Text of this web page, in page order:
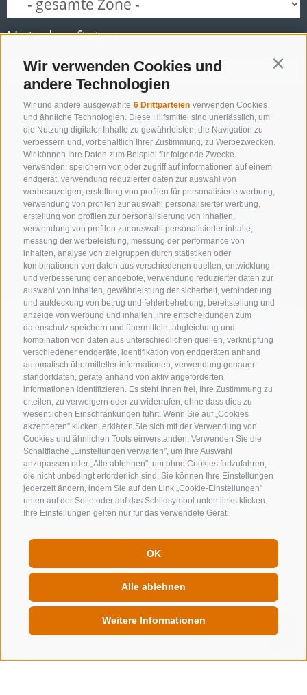
Wir verwenden Cookies und
andere Technologien
Wir und andere ausgewählte 6 Drittparteien verwenden Cookies
und ähnliche Technologien. Diese Hilfsmittel sind unerlässlich, um
die Nutzung digitaler Inhalte zu gewährleisten, die Navigation zu
verbessern und, vorbehaltlich Ihrer Zustimmung, zu Werbezwecken.
Wir können Ihre Daten zum Beispiel für folgende Zwecke
verwenden: speichern von oder zugriff auf informationen auf einem
endgerät, verwendung reduzierter daten zur auswahl von
werbeanzeigen, erstellung von profilen für personalisierte werbung,
verwendung von profilen zur auswahl personalisierter werbung,
erstellung von profilen zur personalisierung von inhalten,
verwendung von profilen zur auswahl personalisierter inhalte,
messung der werbeleistung, messung der performance von
inhalten, analyse von zielgruppen durch statistiken oder
kombinationen von daten aus verschiedenen quellen, entwicklung
und verbesserung der angebote, verwendung reduzierter daten zur
auswahl von inhalten, gewährleistung der sicherheit, verhinderung
und aufdeckung von betrug und fehlerbehebung, bereitstellung und
anzeige von werbung und inhalten, ihre entscheidungen zum
datenschutz speichern und übermitteln, abgleichung und
kombination von daten aus unterschiedlichen quellen, verknüpfung
verschiedener endgeräte, identifikation von endgeräten anhand
automatisch übermittelter informationen, verwendung genauer
standortdaten, geräte anhand von aktiv angeforderten
informationen identifizieren. Es steht Ihnen frei, Ihre Zustimmung zu
erteilen, zu verweigern oder zu widerrufen, ohne dass dies zu
wesentlichen Einschränkungen führt. Wenn Sie auf „Cookies
akzeptieren" klicken, erklären Sie sich mit der Verwendung von
Cookies und ähnlichen Tools einverstanden. Verwenden Sie die
Schaltfläche „Einstellungen verwalten", um Ihre Auswahl
anzupassen oder „Alle ablehnen", um ohne Cookies fortzufahren,
die nicht unbedingt erforderlich sind. Sie können Ihre Einstellungen
jederzeit ändern, indem Sie auf den Link „Cookie-Einstellungen"
unten auf der Seite oder auf das Schildsymbol unten links klicken.
Ihre Einstellungen gelten nur für das verwendete Gerät.
OK
Alle ablehnen
Weitere Informationen
Unterkunftstyp
NUR ONLINE BUCHBARE BETRIEBE
Suche starten
zur kompletten Unterkunftsliste
KONTAKTIERE UNS
info@gossensass.org
NEWSLETTER
Bleib am Laufenden
QUICKLINKS